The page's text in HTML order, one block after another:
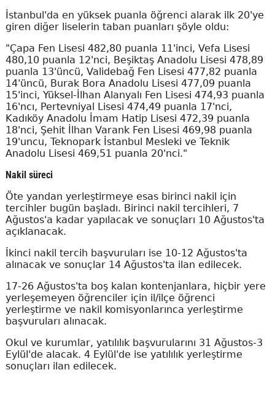
İstanbul'da en yüksek puanla öğrenci alarak ilk 20'ye
giren diğer liselerin taban puanları şöyle oldu:
"Çapa Fen Lisesi 482,80 puanla 11'inci, Vefa Lisesi
480,10 puanla 12'nci, Beşiktaş Anadolu Lisesi 478,89
puanla 13'üncü, Validebağ Fen Lisesi 477,82 puanla
14'üncü, Burak Bora Anadolu Lisesi 477,09 puanla
15'inci, Yüksel-İlhan Alanyalı Fen Lisesi 474,93 puanla
16'ncı, Pertevniyal Lisesi 474,49 puanla 17'nci,
Kadıköy Anadolu İmam Hatip Lisesi 472,39 puanla
18'nci, Şehit İlhan Varank Fen Lisesi 469,98 puanla
19'uncu, Teknopark İstanbul Mesleki ve Teknik
Anadolu Lisesi 469,51 puanla 20'nci."
Nakil süreci
Öte yandan yerleştirmeye esas birinci nakil için
tercihler bugün başladı. Birinci nakil tercihleri, 7
Ağustos'a kadar yapılacak ve sonuçları 10 Ağustos'ta
açıklanacak.
İkinci nakil tercih başvuruları ise 10-12 Ağustos'ta
alınacak ve sonuçlar 14 Ağustos'ta ilan edilecek.
17-26 Ağustos'ta boş kalan kontenjanlara, hiçbir yere
yerleşemeyen öğrenciler için il/ilçe öğrenci
yerleştirme ve nakil komisyonlarınca yerleştirme
başvuruları alınacak.
Okul ve kurumlar, yatılılık başvurularını 31 Ağustos-3
Eylül'de alacak. 4 Eylül'de ise yatılılık yerleştirme
sonuçları ilan edilecek.